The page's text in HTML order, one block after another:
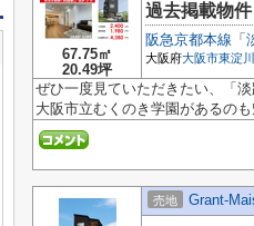
67.75㎡
20.49坪
過去掲載物件
阪急京都本線 「
大阪府大阪市東淀
ぜひ一度見ていただきたい、「
大阪市立むくのき学園があるの
売地 Grant-